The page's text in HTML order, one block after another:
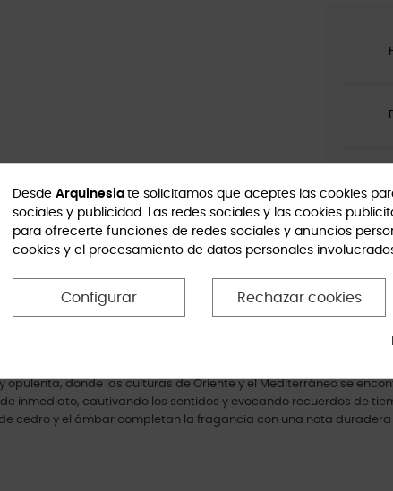
PRODUCTO
maestra que rinde homenaje a las influencias moriscas y a
donde las culturas de Oriente y el Mediterráneo se
inmediato, cautivando los sentidos y evocando recuerdos de
cedro y el ámbar completan la fragancia con una nota
Desde Arquinesia te solicitamos que aceptes las cookies
sociales y publicidad. Las redes sociales y las cookies
para ofrecerte funciones de redes sociales y anuncios
cookies y el procesamiento de datos personales
Rechazar cookies
Configurar